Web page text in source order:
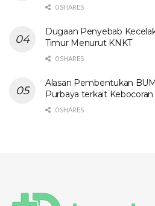
0 SHARES
Dugaan Penyebab
Timur Menurut KNKT
0 SHARES
Alasan Pembentukan
Purbaya terkait Kebocoran
0 SHARES